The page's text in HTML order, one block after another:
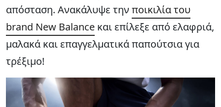
απόσταση. Ανακάλυψε την ποικιλία του
brand New Balance και επίλεξε από ελαφριά,
μαλακά και επαγγελματικά παπούτσια για
τρέξιμο!